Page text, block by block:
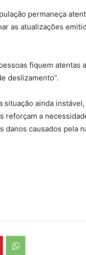
permaneça
as atualizações
fiquem atentas
deslizamento”.
situação ainda
reforçam a
causados pela